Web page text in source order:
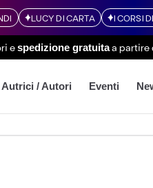
LUCY DI CARTA I CORSI
espedizione gratuitaa partire
Autrici / Autori Eventi